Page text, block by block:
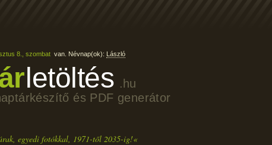
letöltés .hu
és PDF generátor
egyedi fotókkal, 1971-től 2035-ig!«
8., szombat van. Névnap(ok): László